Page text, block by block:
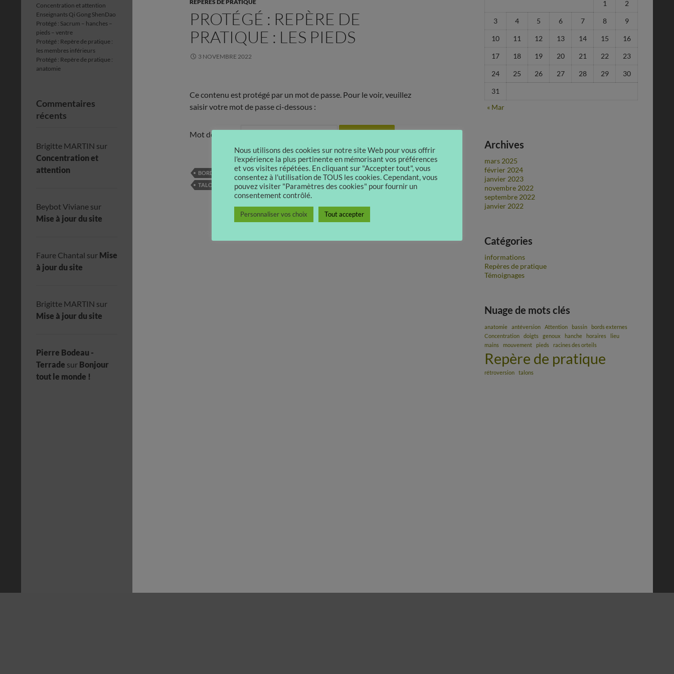
REPÈRES DE PRATIQUE
PROTÉGÉ : REPÈRE DE
PRATIQUE : LES PIEDS
3 NOVEMBRE 2022
Ce contenu est protégé par un mot de passe. Pour le voir, veuillez
saisir votre mot de passe ci-dessous :
Mot de passe :
BORDS EXTERNES PIEDS RACINES DES ORTEILS
REPÈRE DE PRATIQUE
TALONS
1 2
3 4 5 6 7 8 9
10 11 12 13 14 15 16
17 18 19 20 21 22 23
24 25 26 27 28 29 30
31
« Mar
Archives
mars 2025
février 2024
janvier 2023
novembre 2022
septembre 2022
janvier 2022
Catégories
informations
Repères de pratique
Témoignages
Nuage de mots clés
anatomie antéversion Attention bassin
bords externes
Concentration
doigts genoux hanche horaires
lieu
mains
mouvement pieds racines des orteils
Repère de pratique
rétroversion talons
Concentration et attention
Enseignants Qi Gong ShenDao
Protégé : Sacrum – hanches –
pieds – ventre
Protégé : Repère de pratique :
les membres inférieurs
Protégé : Repère de pratique :
anatomie
Commentaires
récents
Brigitte MARTIN sur
Concentration et
attention
Beybot Viviane sur
Mise à jour du site
Faure Chantal sur Mise
à jour du site
Brigitte MARTIN sur
Mise à jour du site
Pierre Bodeau -
Terrade sur Bonjour
tout le monde !
Nous utilisons des cookies sur notre site Web pour vous offrir
l'expérience la plus pertinente en mémorisant vos préférences
et vos visites répétées. En cliquant sur "Accepter tout", vous
consentez à l'utilisation de TOUS les cookies. Cependant, vous
pouvez visiter "Paramètres des cookies" pour fournir un
consentement contrôlé.
Personnaliser vos choix Tout accepter